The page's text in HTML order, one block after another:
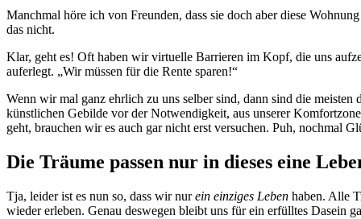
Manchmal höre ich von Freunden, dass sie doch aber diese
das nicht.
Klar, geht es! Oft haben wir virtuelle Barrieren im Kopf, die uns
auferlegt. „Wir müssen für die Rente sparen!“
Wenn wir mal ganz ehrlich zu uns selber sind, dann sind die
künstlichen Gebilde vor der Notwendigkeit, aus unserer
geht, brauchen wir es auch gar nicht erst versuchen. Puh, nochmal
Die Träume passen nur in dieses eine
Tja, leider ist es nun so, dass wir nurein einziges Leben haben. Alle
wieder erleben. Genau deswegen bleibt uns für ein erfülltes Dasein